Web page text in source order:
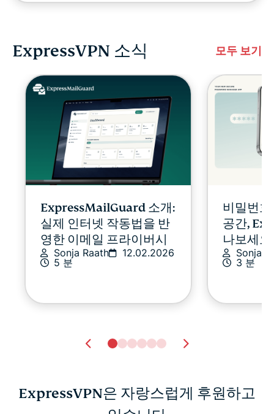
ExpressVPN 소식 모두 보기
ExpressMailGuard 소개:
실제 인터넷 작동법을 반
영한 이메일 프라이버시
Sonja Raath
12.02.2026
5 분
비밀번
공간,
나보세요
Sonja
3 분
ExpressVPN은 자랑스럽게 후원하고